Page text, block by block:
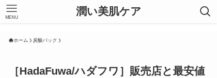
潤い美肌ケア
MENU
ホーム 炭酸パック
［HadaFuwa/ハダフワ］販売店と最安値